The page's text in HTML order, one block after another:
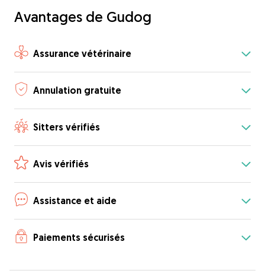
Avantages de Gudog
Assurance vétérinaire
Annulation gratuite
Sitters vérifiés
Avis vérifiés
Assistance et aide
Paiements sécurisés